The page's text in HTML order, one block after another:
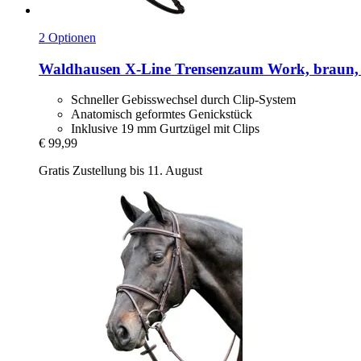
2 Optionen
Waldhausen X-​Line Trensenzaum Work,
Schneller Gebisswechsel durch Clip-System
Anatomisch geformtes Genickstück
Inklusive 19 mm Gurtzügel mit Clips
€ 99,99
Gratis Zustellung bis 11. August